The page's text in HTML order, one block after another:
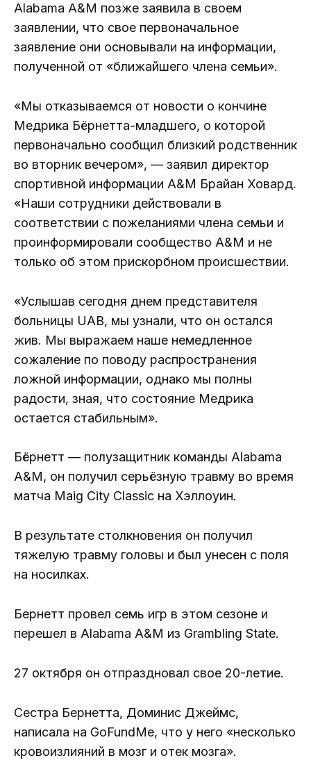
Alabama A&M позже заявила в своем
заявлении, что свое первоначальное
заявление они основывали на информации,
полученной от «ближайшего члена семьи».
«Мы отказываемся от новости о кончине
Медрика Бёрнетта-младшего, о которой
первоначально сообщил близкий родственник
во вторник вечером», — заявил директор
спортивной информации A&M Брайан Ховард.
«Наши сотрудники действовали в
соответствии с пожеланиями члена семьи и
проинформировали сообщество A&M и не
только об этом прискорбном происшествии.
«Услышав сегодня днем ​​представителя
больницы UAB, мы узнали, что он остался
жив. Мы выражаем наше немедленное
сожаление по поводу распространения
ложной информации, однако мы полны
радости, зная, что состояние Медрика
остается стабильным».
Бёрнетт — полузащитник команды Alabama
A&M, он получил серьёзную травму во время
матча Maig City Classic на Хэллоуин.
В результате столкновения он получил
тяжелую травму головы и был унесен с поля
на носилках.
Бернетт провел семь игр в этом сезоне и
перешел в Alabama A&M из Grambling State.
27 октября он отпраздновал свое 20-летие.
Сестра Бернетта, Доминис Джеймс,
написала на GoFundMe, что у него «несколько
кровоизлияний в мозг и отек мозга».